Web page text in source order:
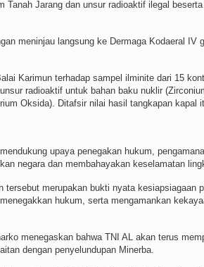
Tanah Jarang dan unsur radioaktif ilegal
meninjau langsung ke Dermaga Kodaeral IV
Karimun terhadap sampel ilminite dari 15
radioaktif untuk bahan baku nuklir
Oksida). Ditafsir nilai hasil tangkapan kapal
upaya penegakan hukum,
negara dan membahayakan keselamatan
merupakan bukti nyata kesiapsiagaan
hukum, serta mengamankan
menegaskan bahwa TNI AL akan terus
dengan penyelundupan Minerba.